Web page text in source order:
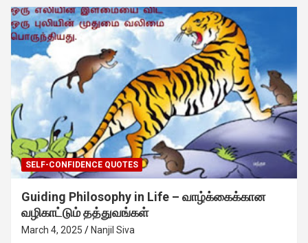
SELF-CONFIDENCE QUOTES
Guiding Philosophy in Life – வாழ்க்கைக்கான
வழிகாட்டும் தத்துவங்கள்
March 4, 2025 Nanjil Siva